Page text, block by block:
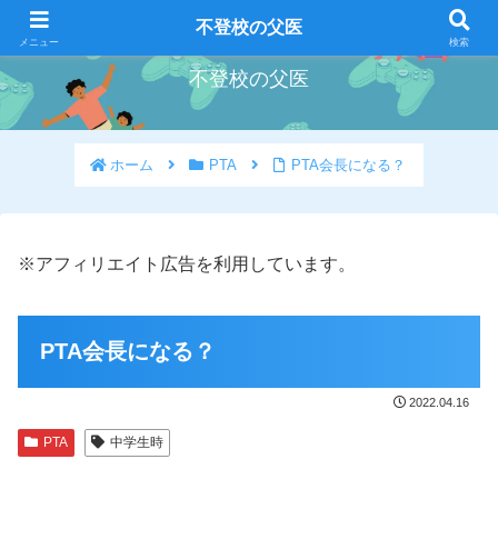
好きな事を好きな時にやろう
不登校の父医
ホーム PTA PTA会長になる？
※アフィリエイト広告を利用しています。
PTA会長になる？
2022.04.16
PTA 中学生時
メニュー
不登校の父医
検索